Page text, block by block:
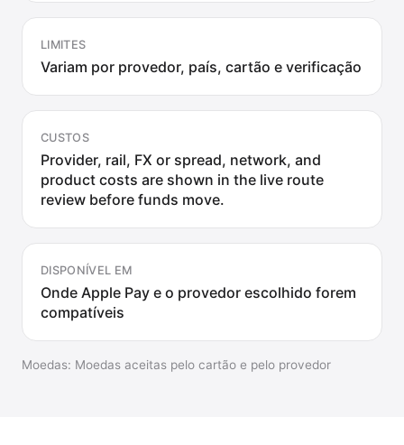
LIMITES
Variam por provedor, país, cartão e verificação
CUSTOS
Provider, rail, FX or spread, network, and
product costs are shown in the live route
review before funds move.
DISPONÍVEL EM
Onde Apple Pay e o provedor escolhido forem
compatíveis
Moedas: Moedas aceitas pelo cartão e pelo provedor